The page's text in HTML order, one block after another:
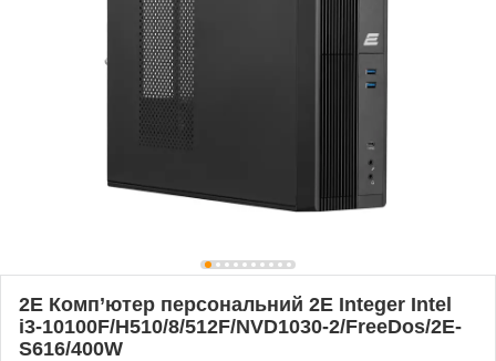
2E Комп’ютер персональний 2E Integer Intel
i3-10100F/H510/8/512F/NVD1030-2/FreeDos/2E-
S616/400W